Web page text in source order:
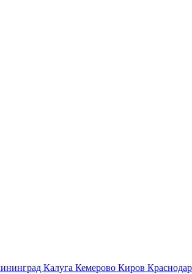
Калуга Кемерово Киров Краснодар